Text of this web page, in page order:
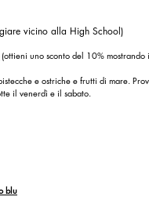
vicino alla High School)
(ottieni uno sconto del 10%
e ostriche e frutti di mare.
il venerdì e il sabato.
blu